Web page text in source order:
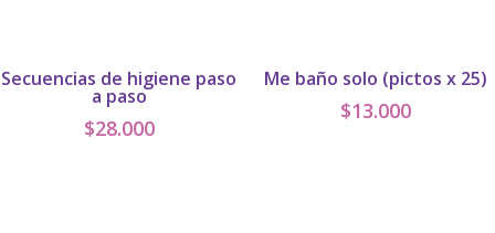
Secuencias de higiene paso
a paso
$28.000
Me baño solo (pictos x 25)
$13.000